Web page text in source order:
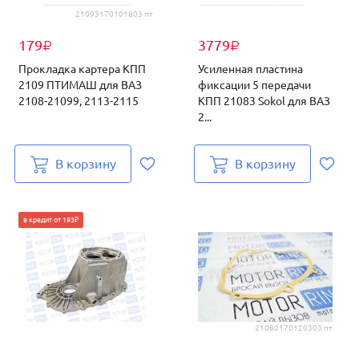
21093170101803 пт
179₽
Прокладка картера КПП
2109 ПТИМАШ для ВАЗ
2108-21099, 2113-2115
В корзину
3779₽
Усиленная пластина
фиксации 5 передачи
КПП 21083 Sokol для ВАЗ
2...
В корзину
в кредит от 193₽
21080170120303 пт